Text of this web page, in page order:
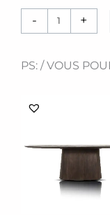
- +
PS: / VOUS